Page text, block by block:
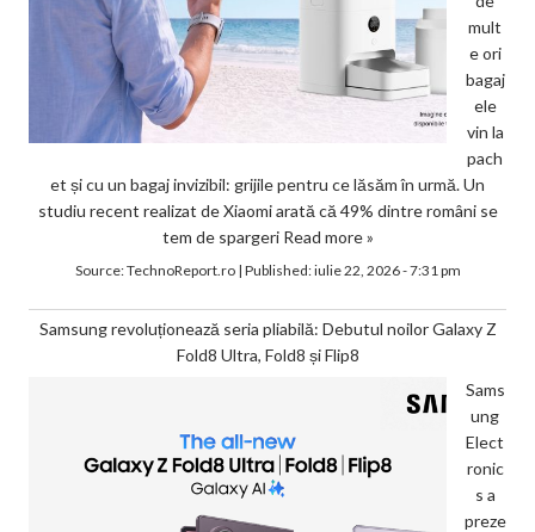
mult
e ori
bagaj
ele
vin la
pach
et și cu un bagaj invizibil: grijile pentru ce lăsăm în urmă. Un
studiu recent realizat de Xiaomi arată că 49% dintre români se
tem de spargeri Read more »
Source:TechnoReport.ro| Published:iulie 22, 2026 - 7:31 pm
Samsung revoluționează seria pliabilă: Debutul noilor Galaxy Z
Fold8 Ultra, Fold8 și Flip8
Sams
ung
Elect
ronic
s a
preze